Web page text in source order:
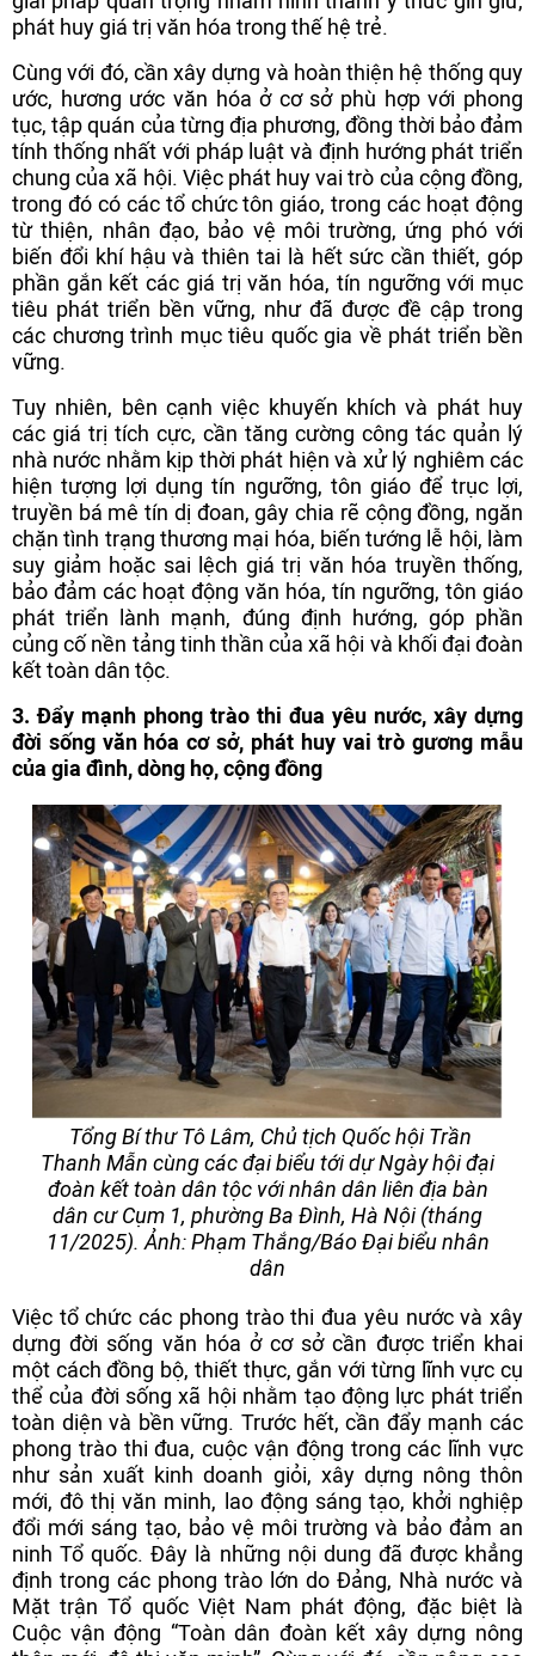
phát huy giá trị văn hóa trong thế hệ trẻ.
Cùng với đó, cần xây dựng và hoàn thiện hệ thống quy
ước, hương ước văn hóa ở cơ sở phù hợp với phong
tục, tập quán của từng địa phương, đồng thời bảo đảm
tính thống nhất với pháp luật và định hướng phát triển
chung của xã hội. Việc phát huy vai trò của cộng đồng,
trong đó có các tổ chức tôn giáo, trong các hoạt động
từ thiện, nhân đạo, bảo vệ môi trường, ứng phó với
biến đổi khí hậu và thiên tai là hết sức cần thiết, góp
phần gắn kết các giá trị văn hóa, tín ngưỡng với mục
tiêu phát triển bền vững, như đã được đề cập trong
các chương trình mục tiêu quốc gia về phát triển bền
vững.
Tuy nhiên, bên cạnh việc khuyến khích và phát huy
các giá trị tích cực, cần tăng cường công tác quản lý
nhà nước nhằm kịp thời phát hiện và xử lý nghiêm các
hiện tượng lợi dụng tín ngưỡng, tôn giáo để trục lợi,
truyền bá mê tín dị đoan, gây chia rẽ cộng đồng, ngăn
chặn tình trạng thương mại hóa, biến tướng lễ hội, làm
suy giảm hoặc sai lệch giá trị văn hóa truyền thống,
bảo đảm các hoạt động văn hóa, tín ngưỡng, tôn giáo
phát triển lành mạnh, đúng định hướng, góp phần
củng cố nền tảng tinh thần của xã hội và khối đại đoàn
kết toàn dân tộc.
3. Đẩy mạnh phong trào thi đua yêu nước, xây dựng
đời sống văn hóa cơ sở, phát huy vai trò gương mẫu
của gia đình, dòng họ, cộng đồng
Tổng Bí thư Tô Lâm, Chủ tịch Quốc hội Trần
Thanh Mẫn cùng các đại biểu tới dự Ngày hội đại
đoàn kết toàn dân tộc với nhân dân liên địa bàn
dân cư Cụm 1, phường Ba Đình, Hà Nội (tháng
11/2025). Ảnh: Phạm Thắng/Báo Đại biểu nhân
dân
Việc tổ chức các phong trào thi đua yêu nước và xây
dựng đời sống văn hóa ở cơ sở cần được triển khai
một cách đồng bộ, thiết thực, gắn với từng lĩnh vực cụ
thể của đời sống xã hội nhằm tạo động lực phát triển
toàn diện và bền vững. Trước hết, cần đẩy mạnh các
phong trào thi đua, cuộc vận động trong các lĩnh vực
như sản xuất kinh doanh giỏi, xây dựng nông thôn
mới, đô thị văn minh, lao động sáng tạo, khởi nghiệp
đổi mới sáng tạo, bảo vệ môi trường và bảo đảm an
ninh Tổ quốc. Đây là những nội dung đã được khẳng
định trong các phong trào lớn do Đảng, Nhà nước và
Mặt trận Tổ quốc Việt Nam phát động, đặc biệt là
Cuộc vận động “Toàn dân đoàn kết xây dựng nông